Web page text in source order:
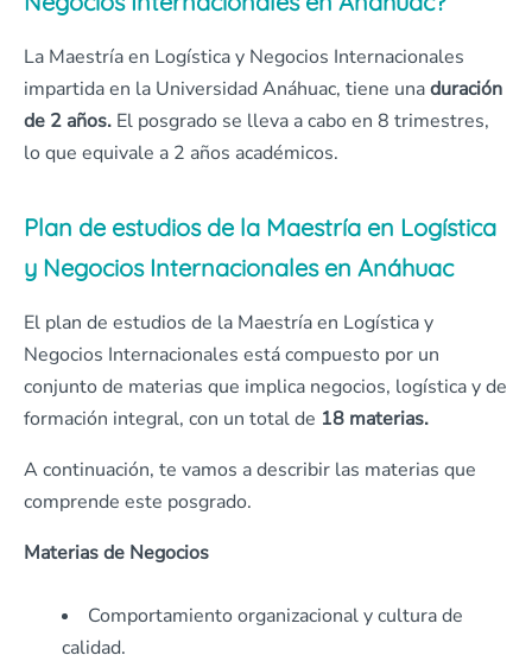
La Maestría en Logística y Negocios Internacionales
impartida en la Universidad Anáhuac, tiene unaduración
de 2 años. El posgrado se lleva a cabo en 8 trimestres,
lo que equivale a 2 años académicos.
Plan de estudios de la Maestría en Logística
y Negocios Internacionales en Anáhuac
El plan de estudios de la Maestría en Logística y
Negocios Internacionales está compuesto por un
conjunto de materias que implica negocios, logística y de
formación integral, con un total de 18 materias.
A continuación, te vamos a describir las materias que
comprende este posgrado.
Materias de Negocios
Comportamiento organizacional y cultura de
calidad.